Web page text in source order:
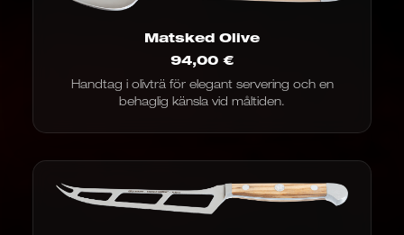
Matsked Olive
94,00 €
Handtag i olivträ för elegant servering och en
behaglig känsla vid måltiden.